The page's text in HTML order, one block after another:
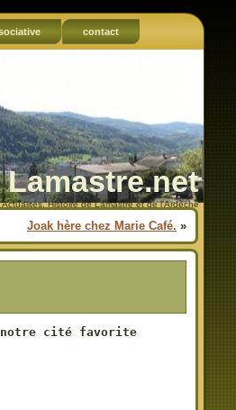
contact
Lamastre.net
Actualités, Histoire de Lamastre et de l'Ardèche
Joak hère chez Marie Café. »
notre cité favorite